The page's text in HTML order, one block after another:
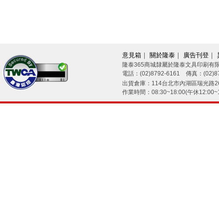
意見箱 ｜ 關於隆泰 ｜ 廣告刊登 ｜
隆泰365商城隸屬於隆泰文具印刷有
電話：(02)8792-6161 傳真：
出貨倉庫：114台北市內湖區瑞光路
作業時間：08:30~18:00(午休